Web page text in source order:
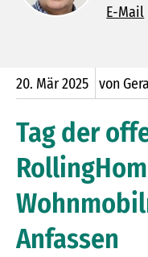
E-Mail
20. Mär2025 von
Tag der
Anfassen